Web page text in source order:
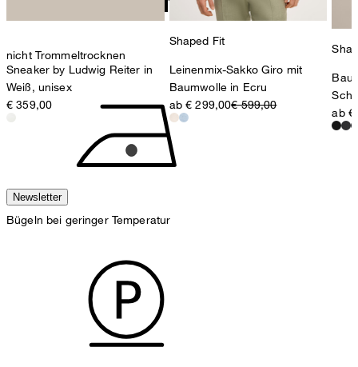
nicht Trommeltrocknen
Bügeln bei geringer Temperatur
Sneaker by Ludwig Reiter in
Weiß, unisex
€ 359,00
Shaped Fit
Leinenmix-Sakko Giro mit
Baumwolle in Ecru
ab € 299,00€ 599,00
ab €
Newsletter